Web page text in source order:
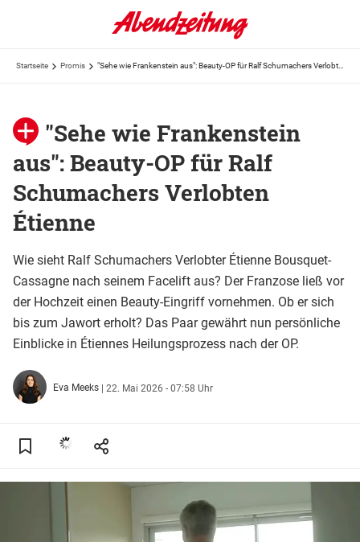
Startseite Promis
"Sehe wie Frankenstein
aus": Beauty-OP für Ralf
Schumachers Verlobten
Étienne
Wie sieht Ralf Schumachers Verlobter Étienne Bousquet-
Cassagne nach seinem Facelift aus? Der Franzose ließ vor
der Hochzeit einen Beauty-Eingriff vornehmen. Ob er sich
bis zum Jawort erholt? Das Paar gewährt nun persönliche
Einblicke in Étiennes Heilungsprozess nach der OP.
Eva Meeks | 22. Mai 2026 - 07:58 Uhr